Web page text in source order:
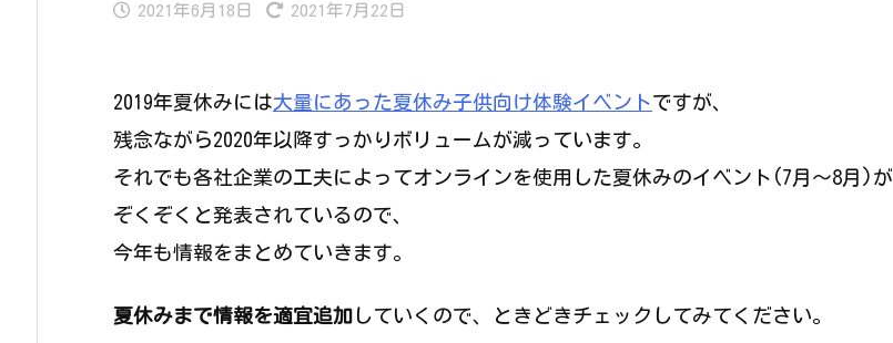
2021年6月18日 2021年7月22日
2019年夏休みには大量にあった夏休み子供向け体験イベントですが、
残念ながら2020年以降すっかりボリュームが減っています。
それでも各社企業の工夫によってオンラインを使用した夏休みのイベント(7月～8月)が
ぞくぞくと発表されているので、
今年も情報をまとめていきます。
夏休みまで情報を適宜追加 していくので、ときどきチェックしてみてください。